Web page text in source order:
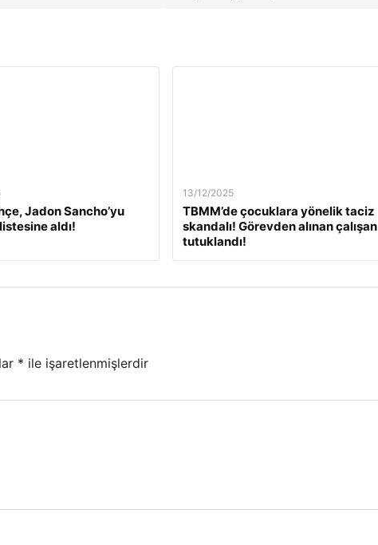
Jadon Sancho’yu
aldı!
13/12/2025
TBMM’de çocuklara yönelik taciz
skandalı! Görevden alınan çalışan
tutuklandı!
* ile işaretlenmişlerdir